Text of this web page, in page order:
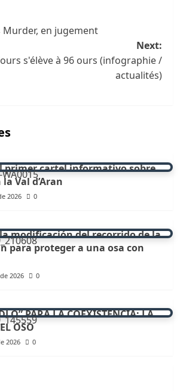
Murder, en jugement
Next:
s'élève à 96 ours (infographie /
actualités)
primer cartel informativo sobre
Val d’Aran
2026
0
modificación del recorrido de la
para proteger a una osa con
2026
0
PARA LA COEXISTENCIA: LA
OSO
2026 0